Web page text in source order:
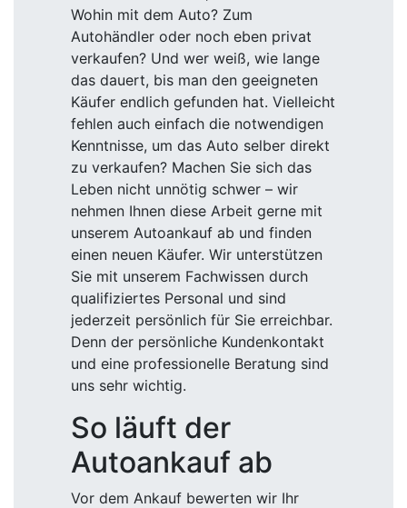
Wohin mit dem Auto? Zum
Autohändler oder noch eben privat
verkaufen? Und wer weiß, wie lange
das dauert, bis man den geeigneten
Käufer endlich gefunden hat. Vielleicht
fehlen auch einfach die notwendigen
Kenntnisse, um das Auto selber direkt
zu verkaufen? Machen Sie sich das
Leben nicht unnötig schwer – wir
nehmen Ihnen diese Arbeit gerne mit
unserem Autoankauf ab und finden
einen neuen Käufer. Wir unterstützen
Sie mit unserem Fachwissen durch
qualifiziertes Personal und sind
jederzeit persönlich für Sie erreichbar.
Denn der persönliche Kundenkontakt
und eine professionelle Beratung sind
uns sehr wichtig.
So läuft der
Autoankauf ab
Vor dem Ankauf bewerten wir Ihr